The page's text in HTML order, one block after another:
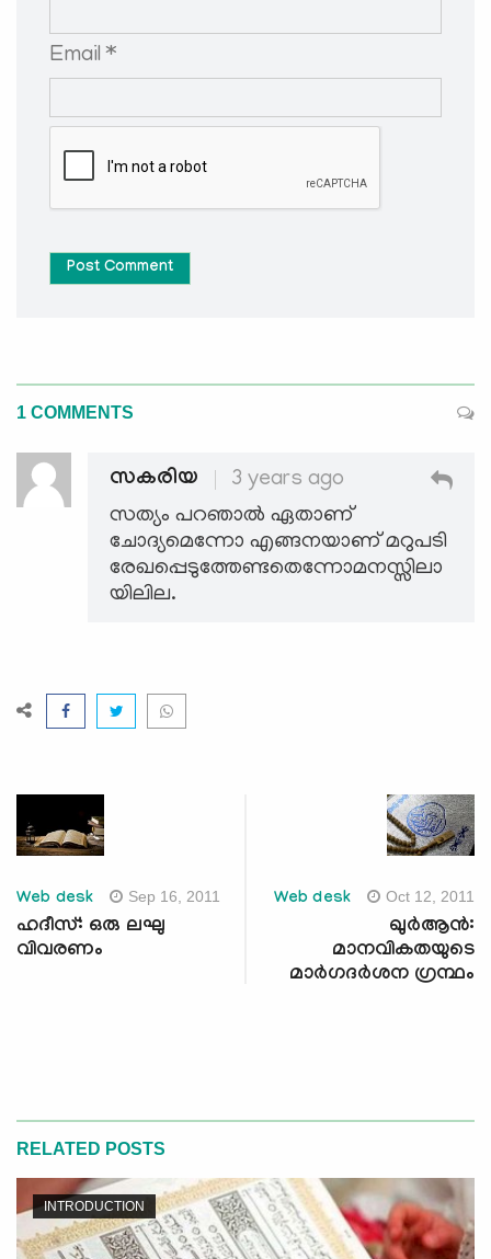
Email *
Post Comment
1 COMMENTS
സകരിയ
3 years ago
സത്യം പറഞാൽ ഏതാണ്
ചോദ്യമെന്നോ എങ്ങനയാണ് മറുപടി
രേഖപ്പെടുത്തേണ്ടതെന്നോമനസ്സിലാ
യിലില.
Web desk Sep 16, 2011
ഹദീസ്: ഒരു ലഘു
വിവരണം
Web desk Oct 12, 2011
ഖുര്‍ആന്‍:
മാനവികതയുടെ
മാര്‍ഗദര്‍ശന ഗ്രന്ഥം
RELATED POSTS
INTRODUCTION